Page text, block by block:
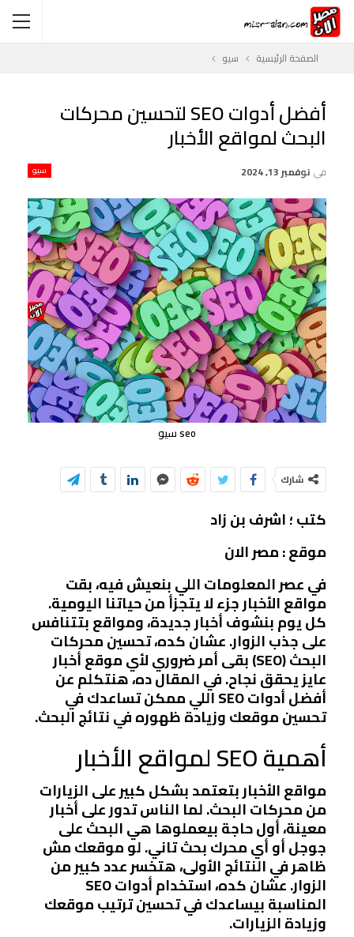
الصفحة الرئيسية سيو
أفضل أدوات SEO لتحسين محركات
البحث لمواقع الأخبار
سيو في نوفمبر 13, 2024
seo سيو
شارك
كتب ؛ اشرف بن زاد
موقع : مصر الان
في عصر المعلومات اللي بنعيش فيه، بقت
مواقع الأخبار جزء لا يتجزأ من حياتنا اليومية.
كل يوم بنشوف أخبار جديدة، ومواقع بتتنافس
على جذب الزوار. عشان كده، تحسين محركات
البحث (SEO) بقى أمر ضروري لأي موقع أخبار
عايز يحقق نجاح. في المقال ده، هنتكلم عن
أفضل أدوات SEO اللي ممكن تساعدك في
تحسين موقعك وزيادة ظهوره في نتائج البحث.
أهمية SEO لمواقع الأخبار
مواقع الأخبار بتعتمد بشكل كبير على الزيارات
من محركات البحث. لما الناس تدور على أخبار
معينة، أول حاجة بيعملوها هي البحث على
جوجل أو أي محرك بحث تاني. لو موقعك مش
ظاهر في النتائج الأولى، هتخسر عدد كبير من
الزوار. عشان كده، استخدام أدوات SEO
المناسبة بيساعدك في تحسين ترتيب موقعك
وزيادة الزيارات.